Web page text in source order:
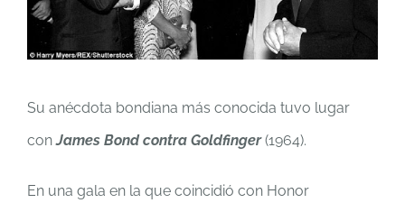
Su anécdota bondiana más conocida tuvo lugar
conJames Bond contra Goldfinger(1964).
En una gala en la que coincidió con Honor